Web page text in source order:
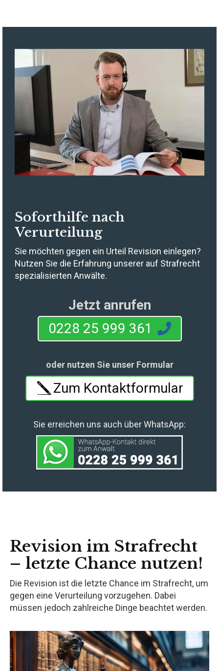
Soforthilfe nach
Verurteilung
Sie möchten gegen ein Urteil Revision einlegen?
Nutzen Sie die Erfahrung unserer auf Strafrecht
spezialisierten Anwälte.
Jetzt anrufen
0228 25 999 361
oder nutzen Sie unser Formular
Zum Kontaktformular
Sie erreichen uns auch über WhatsApp:
Revision im Strafrecht
– letzte Chance nutzen!
Die Revision ist die letzte Chance im Strafrecht, um
gegen eine Verurteilung vorzugehen. Dabei
müssen jedoch zahlreiche Dinge beachtet werden.